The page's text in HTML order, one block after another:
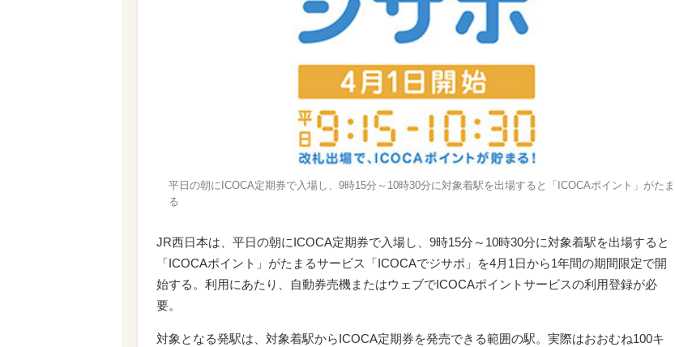
平日の朝にICOCA定期券で入場し、9時15分～10時30分に対象着駅を出場すると「ICOCAポイント」がたま
る
JR西日本は、平日の朝にICOCA定期券で入場し、9時15分～10時30分に対象着駅を出場すると
「ICOCAポイント」がたまるサービス「ICOCAでジサポ」を4月1日から1年間の期間限定で開
始する。利用にあたり、自動券売機またはウェブでICOCAポイントサービスの利用登録が必
要。
対象となる発駅は、対象着駅からICOCA定期券を発売できる範囲の駅。実際はおおむね100キ